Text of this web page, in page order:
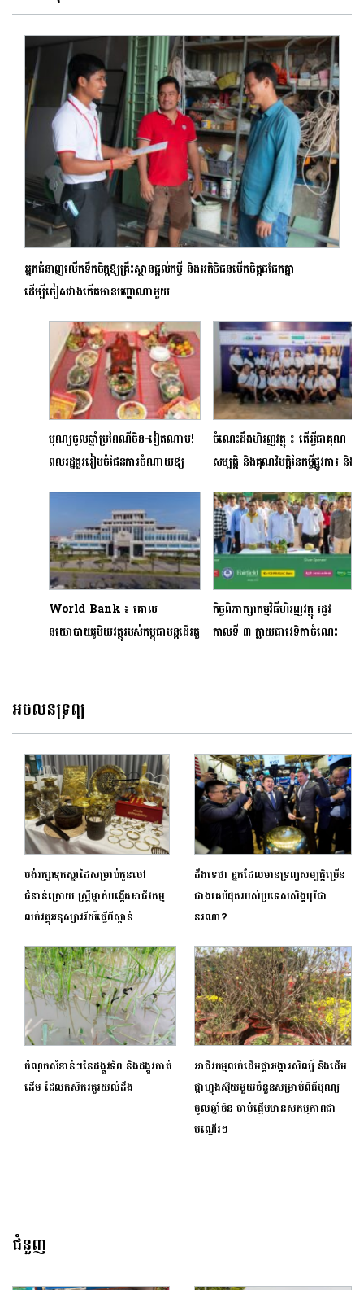
អ្នកជំនាញលើកទឹកចិត្តឱ្យគ្រឹះស្ថានផ្ដល់កម្ចី និងអតិថិជនបើកចិត្តជជែកគ្នា
ដើម្បីចៀសវាងកើតមានបញ្ហាណាមួយ
បុណ្យចូលឆ្នាំប្រពៃណីចិន-វៀតណាម!
ពលរដ្ឋគួររៀបចំផែនការចំណាយឱ្យ
ចំណេះដឹងហិរញ្ញវត្ថុ ៖ តើអ្វីជាគុណ
សម្បត្តិ និងគុណវិបត្តិនៃកម្ចីផ្លូវការ និង
World Bank ៖ គោល
នយោបាយរូបិយវត្ថុរបស់កម្ពុជាបន្ត​ដើរតួ​
កិច្ចពិភាក្សាកម្មវិធីហិរញ្ញវត្ថុ​ រដូវ
កាលទី ៣ ក្លាយជាវេទិកាចំណេះ
អចលនទ្រព្យ
ចង់រក្សាទុកស្នាដៃសម្រាប់កូនចៅ
ជំនាន់ក្រោយ ស្ត្រីម្នាក់​បង្កើតអាជីវកម្ម
លក់វត្ថុអនុស្សាវរីយ៍ធ្វើពីស្ពាន់
ដឹងទេថា អ្នកដែលមានទ្រព្យសម្បតិ្តច្រើន
ជាងគេបំផុតរបស់ប្រទេសសិង្ហបុរីជា
នរណា?
ចំណុចសំខាន់ៗនៃដង្កូវទ័ព និងដង្កូវកាត់
ដើម ដែលកសិករគួរយល់ដឹង
អាជីវកម្មលក់ដើមផ្កាអង្គារសិល្ប៍ និងដើម
ផ្កាហ្វុងស៊ុយមួយចំនួនសម្រាប់ពីធីបុណ្យ
ចូលឆ្នាំចិន ចាប់ផ្តើមមានសកម្មភាពជា
បណ្តើរៗ
ជំនួញ